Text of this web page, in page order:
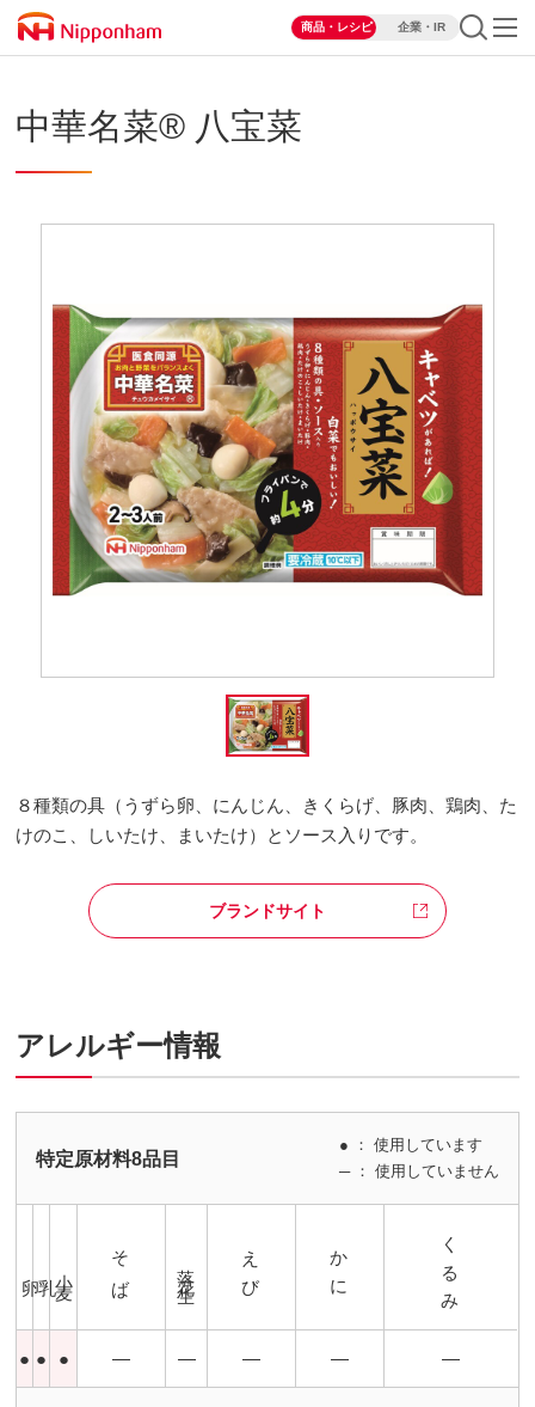
商品・レシピ 企業・IR
中華名菜® 八宝菜
８種類の具（うずら卵、にんじん、きくらげ、豚肉、鶏肉、た
けのこ、しいたけ、まいたけ）とソース入りです。
ブランドサイト
アレルギー情報
特定原材料8品目
● ： 使用しています
─ ： 使用していません
そば 落花生 えび かに くるみ
● ● ● ― ― ― ― ―